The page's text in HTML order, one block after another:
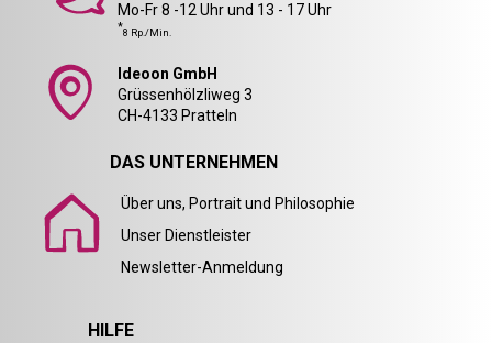
Mo-Fr 8 -12 Uhr und 13 - 17 Uhr
*8 Rp./Min.
Ideoon GmbH
Grüssenhölzliweg 3
CH-4133 Pratteln
DAS UNTERNEHMEN
Über uns, Portrait und Philosophie
Unser Dienstleister
Newsletter-Anmeldung
HILFE